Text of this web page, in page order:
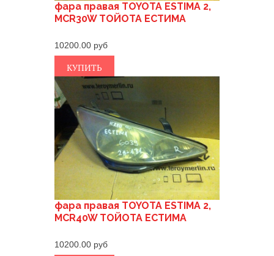
фара правая TOYOTA ESTIMA 2,
MCR30W ТОЙОТА ЕСТИМА
10200.00
КУПИТЬ
фара правая TOYOTA ESTIMA 2,
MCR40W ТОЙОТА ЕСТИМА
10200.00